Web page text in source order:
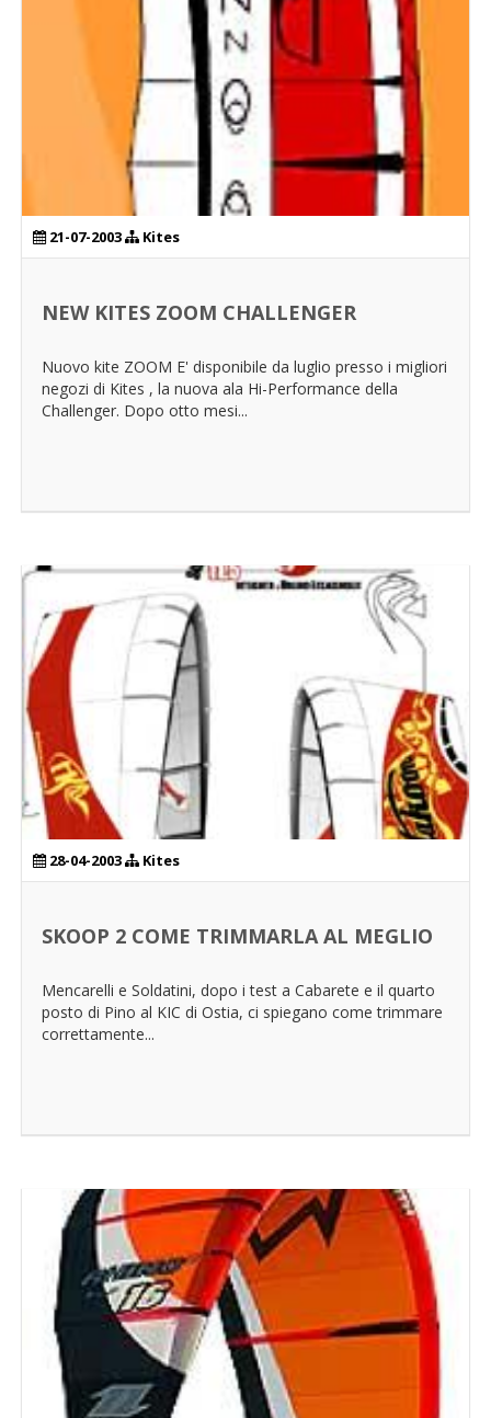
21-07-2003 Kites
NEW KITES ZOOM CHALLENGER
Nuovo kite ZOOM E' disponibile da luglio presso i migliori
negozi di Kites , la nuova ala Hi-Performance della
Challenger. Dopo otto mesi...
28-04-2003 Kites
SKOOP 2 COME TRIMMARLA AL MEGLIO
Mencarelli e Soldatini, dopo i test a Cabarete e il quarto
posto di Pino al KIC di Ostia, ci spiegano come trimmare
correttamente...